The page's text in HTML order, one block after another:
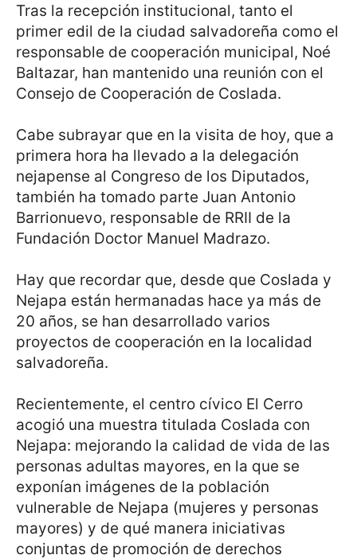
Tras la recepción institucional, tanto el
primer edil de la ciudad salvadoreña como el
responsable de cooperación municipal, Noé
Baltazar, han mantenido una reunión con el
Consejo de Cooperación de Coslada.
Cabe subrayar que en la visita de hoy, que a
primera hora ha llevado a la delegación
nejapense al Congreso de los Diputados,
también ha tomado parte Juan Antonio
Barrionuevo, responsable de RRII de la
Fundación Doctor Manuel Madrazo.
Hay que recordar que, desde que Coslada y
Nejapa están hermanadas hace ya más de
20 años, se han desarrollado varios
proyectos de cooperación en la localidad
salvadoreña.
Recientemente, el centro cívico El Cerro
acogió una muestra titulada Coslada con
Nejapa: mejorando la calidad de vida de las
personas adultas mayores, en la que se
exponían imágenes de la población
vulnerable de Nejapa (mujeres y personas
mayores) y de qué manera iniciativas
conjuntas de promoción de derechos